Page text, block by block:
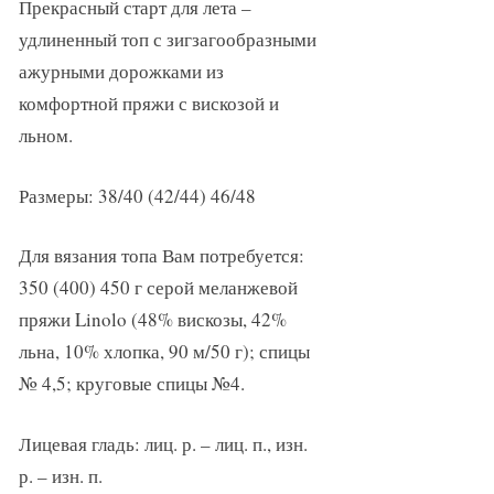
Прекрасный старт для лета –
удлиненный топ с зигзагообразными
ажурными дорожками из
комфортной пряжи с вискозой и
льном.
Размеры: 38/40 (42/44) 46/48
Для вязания топа Вам потребуется:
350 (400) 450 г серой меланжевой
пряжи Linolo (48% вискозы, 42%
льна, 10% хлопка, 90 м/50 г); спицы
№ 4,5; круговые спицы №4.
Лицевая гладь: лиц. р. – лиц. п., изн.
р. – изн. п.